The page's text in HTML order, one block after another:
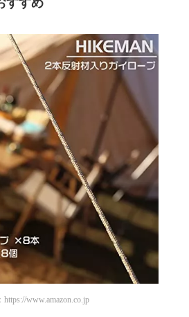
すすめ
https://www.amazon.co.jp